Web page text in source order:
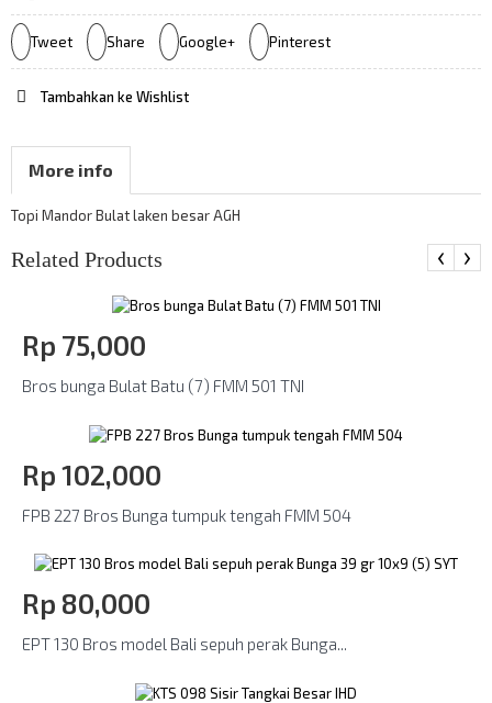
Tweet Share Google+ Pinterest
Tambahkan ke Wishlist
More info
Topi Mandor Bulat laken besar AGH
Related Products ‹ ›
Rp‎ 75,000
Bros bunga Bulat Batu (7) FMM 501 TNI
Rp‎ 102,000
FPB 227 Bros Bunga tumpuk tengah FMM 504
Rp‎ 80,000
EPT 130 Bros model Bali sepuh perak Bunga...